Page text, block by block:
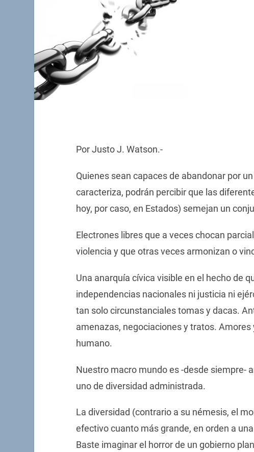
Por Justo J. Watson.-
Quienes sean capaces de abandonar por
caracteriza, podrán percibir que las
hoy, por caso, en Estados) semejan un
Electrones libres que a veces chocan
violencia y que otras veces armonizan o
Una anarquía cívica visible en el hecho de
independencias nacionales ni justicia ni
tan solo circunstanciales tomas y dacas.
amenazas, negociaciones y tratos.
humano.
Nuestro macro mundo es -desde siempre-
uno de diversidad administrada.
La diversidad (contrario a su némesis, el
efectivo cuanto más grande, en orden a
Baste imaginar el horror de un gobierno